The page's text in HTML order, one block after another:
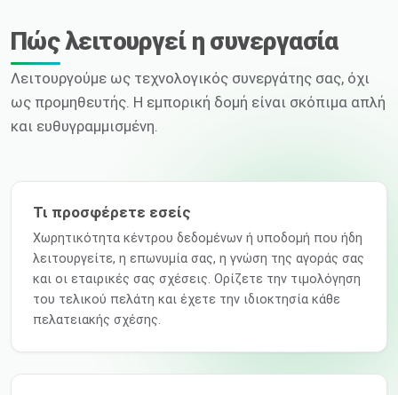
Πώς λειτουργεί η συνεργασία
Λειτουργούμε ως τεχνολογικός συνεργάτης σας, όχι
ως προμηθευτής. Η εμπορική δομή είναι σκόπιμα απλή
και ευθυγραμμισμένη.
Τι προσφέρετε εσείς
Χωρητικότητα κέντρου δεδομένων ή υποδομή που ήδη
λειτουργείτε, η επωνυμία σας, η γνώση της αγοράς σας
και οι εταιρικές σας σχέσεις. Ορίζετε την τιμολόγηση
του τελικού πελάτη και έχετε την ιδιοκτησία κάθε
πελατειακής σχέσης.